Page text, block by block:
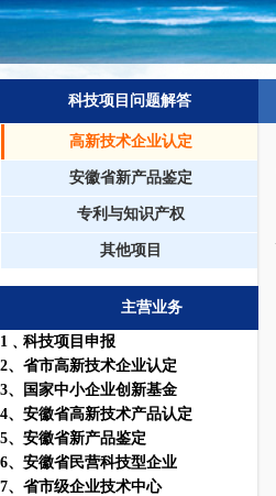
科技项目问题解答
高新技术企业认定
安徽省新产品鉴定
专利与知识产权
其他项目
主营业务
1 ﹑科技项目申报
2、省市高新技术企业认定
3、国家中小企业创新基金
4、安徽省高新技术产品认定
5、安徽省新产品鉴定
6、安徽省民营科技型企业
7、省市级企业技术中心